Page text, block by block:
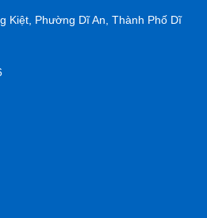
Kiệt, Phường Dĩ An, Thành Phố Dĩ